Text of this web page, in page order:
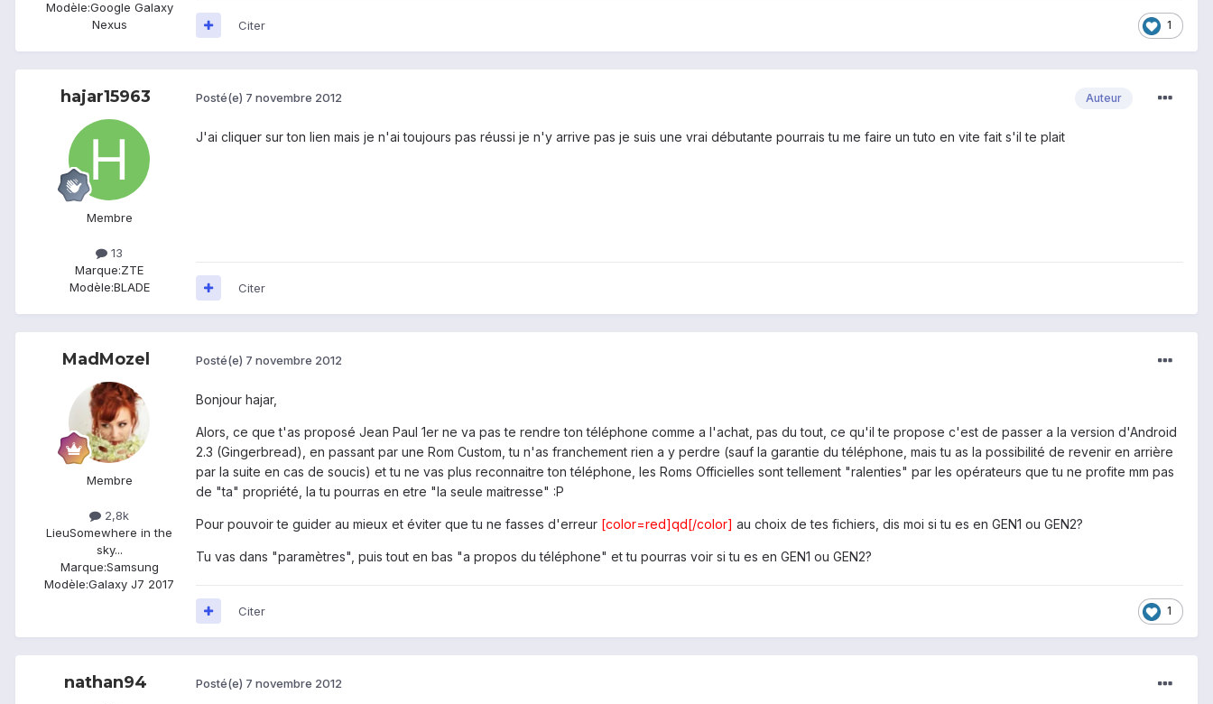
Modèle:Google Galaxy
Nexus
1
Citer
hajar15963
Membre
13
Marque:ZTE
Modèle:BLADE
Auteur
Posté(e) 7 novembre 2012
J'ai cliquer sur ton lien mais je n'ai toujours pas réussi je n'y arrive pas je suis une vrai débutante pourrais tu me faire un tuto en vite fait s'il te plait
Citer
MadMozel
Membre
2,8k
LieuSomewhere in the
sky...
Marque:Samsung
Modèle:Galaxy J7 2017
Posté(e) 7 novembre 2012
Bonjour hajar,
Alors, ce que t'as proposé Jean Paul 1er ne va pas te rendre ton téléphone comme a l'achat, pas du tout, ce qu'il te propose c'est de passer a la version d'Android
2.3 (Gingerbread), en passant par une Rom Custom, tu n'as franchement rien a y perdre (sauf la garantie du téléphone, mais tu as la possibilité de revenir en arrière
par la suite en cas de soucis) et tu ne vas plus reconnaitre ton téléphone, les Roms Officielles sont tellement "ralenties" par les opérateurs que tu ne profite mm pas
de "ta" propriété, la tu pourras en etre "la seule maitresse" :P
Pour pouvoir te guider au mieux et éviter que tu ne fasses d'erreur [color=red]qd[/color] au choix de tes fichiers, dis moi si tu es en GEN1 ou GEN2?
Tu vas dans "paramètres", puis tout en bas "a propos du téléphone" et tu pourras voir si tu es en GEN1 ou GEN2?
1
Citer
nathan94 Posté(e) 7 novembre 2012